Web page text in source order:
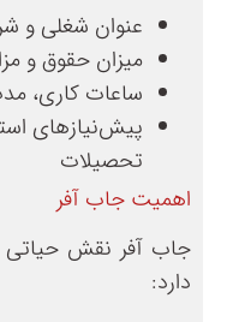
عنوان شغلی و
میزان حقوق و
ساعات کاری،
پیش‌نیازهای
تحصیلات
اهمیت جاب آفر
جاب آفر نقش حیاتی
دارد: